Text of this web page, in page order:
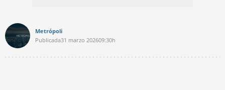
Metrópoli
Publicada31 marzo 202609:30h